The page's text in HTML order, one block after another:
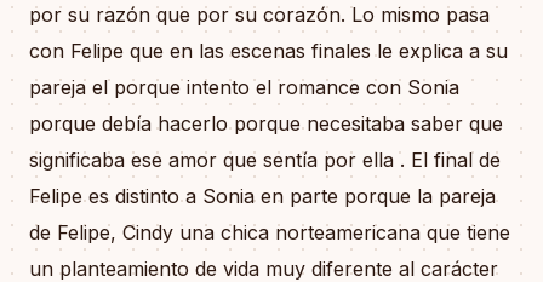
por su razón que por su corazón. Lo mismo pasa
con Felipe que en las escenas finales le explica a su
pareja el porque intento el romance con Sonia
porque debía hacerlo porque necesitaba saber que
significaba ese amor que sentía por ella . El final de
Felipe es distinto a Sonia en parte porque la pareja
de Felipe, Cindy una chica norteamericana que tiene
un planteamiento de vida muy diferente al carácter